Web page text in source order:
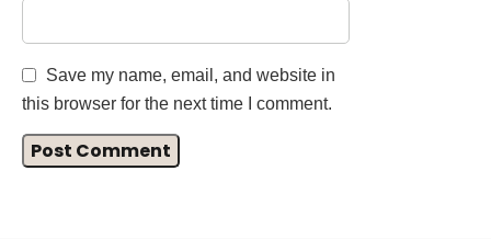
Save my name, email, and website in
this browser for the next time I comment.